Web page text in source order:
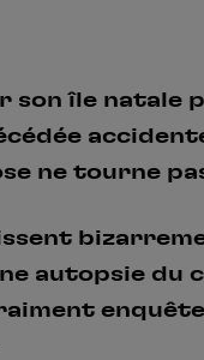
son île natale
ne tourne
autopsie du